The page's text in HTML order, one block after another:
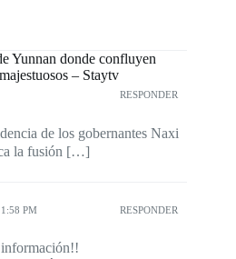
Yunnan donde confluyen
– Staytv
RESPONDER
de los gobernantes Naxi
la fusión […]
PM RESPONDER